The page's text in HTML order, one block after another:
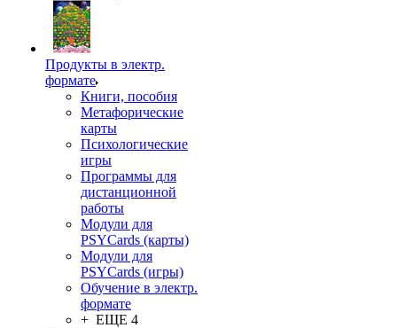
Продукты в электр.
формате
Книги, пособия
Метафорические
карты
Психологические
игры
Программы для
дистанционной
работы
Модули для
PSYCards (карты)
Модули для
PSYCards (игры)
Обучение в электр.
формате
+ ЕЩЕ 4